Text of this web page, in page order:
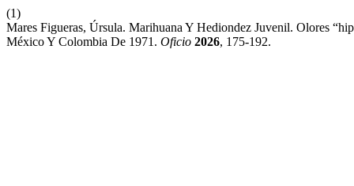
(1)
Mares Figueras, Úrsula. Marihuana Y Hediondez Juvenil. Olores
México Y Colombia De 1971. Oficio 2026, 175-192.